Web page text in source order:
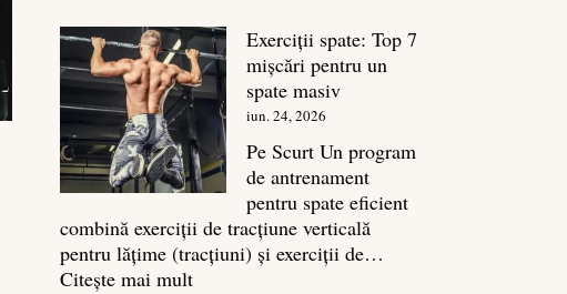
ce
sa
masa
Exerciții spate: Top 7
mișcări pentru un
spate masiv
iun. 24, 2026
Pe Scurt Un program
de antrenament
pentru spate eficient
combină exerciții de tracțiune verticală
pentru lățime (tracțiuni) și exerciții de…
Citește mai mult: